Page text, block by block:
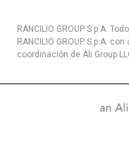
RANCILIO GROUP S.p.A.
RANCILIO GROUP S.p.A.
coordinación de Ali Group